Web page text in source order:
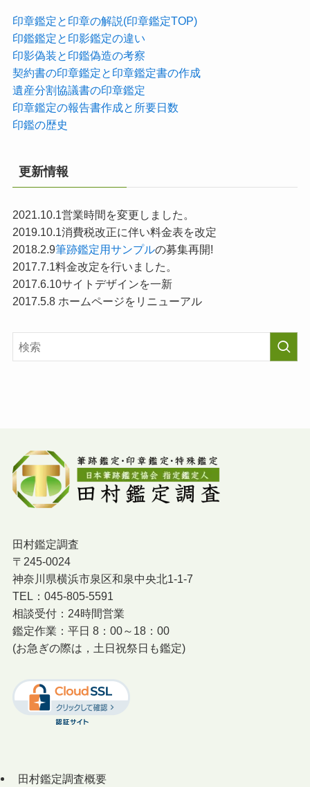
印章鑑定と印章の解説(印章鑑定TOP)
印鑑鑑定と印影鑑定の違い
印影偽装と印鑑偽造の考察
契約書の印章鑑定と印章鑑定書の作成
遺産分割協議書の印章鑑定
印章鑑定の報告書作成と所要日数
印鑑の歴史
更新情報
2021.10.1営業時間を変更しました。
2019.10.1消費税改正に伴い料金表を改定
2018.2.9筆跡鑑定用サンプルの募集再開!
2017.7.1料金改定を行いました。
2017.6.10サイトデザインを一新
2017.5.8 ホームページをリニューアル
田村鑑定調査
〒245-0024
神奈川県横浜市泉区和泉中央北1-1-7
TEL：045-805-5591
相談受付：24時間営業
鑑定作業：平日 8：00～18：00
(お急ぎの際は，土日祝祭日も鑑定)
田村鑑定調査概要